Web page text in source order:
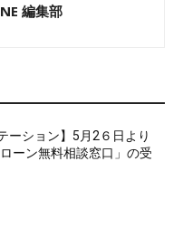
編集部
ーション】5月2６日より
ーン無料相談窓口」の受